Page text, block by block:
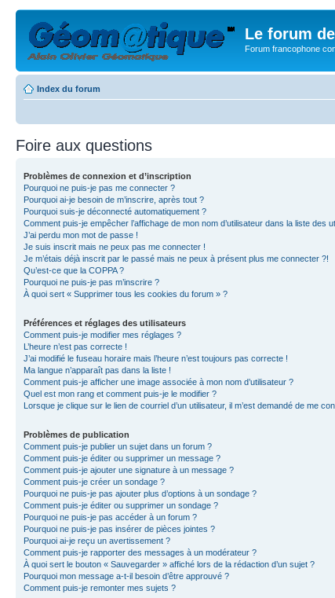
Le forum
Forum francophone
Index du forum
Foire aux questions
Problèmes de connexion et d’inscription
Pourquoi ne puis-je pas me connecter ?
Pourquoi ai-je besoin de m’inscrire, après tout ?
Pourquoi suis-je déconnecté automatiquement ?
Comment puis-je empêcher l’affichage de mon nom d’utilisateur dans la liste des
J’ai perdu mon mot de passe !
Je suis inscrit mais ne peux pas me connecter !
Je m’étais déjà inscrit par le passé mais ne peux à présent plus me connecter ?!
Qu’est-ce que la COPPA ?
Pourquoi ne puis-je pas m’inscrire ?
À quoi sert « Supprimer tous les cookies du forum » ?
Préférences et réglages des utilisateurs
Comment puis-je modifier mes réglages ?
L’heure n’est pas correcte !
J’ai modifié le fuseau horaire mais l’heure n’est toujours pas correcte !
Ma langue n’apparaît pas dans la liste !
Comment puis-je afficher une image associée à mon nom d’utilisateur ?
Quel est mon rang et comment puis-je le modifier ?
Lorsque je clique sur le lien de courriel d’un utilisateur, il m’est demandé de me
Problèmes de publication
Comment puis-je publier un sujet dans un forum ?
Comment puis-je éditer ou supprimer un message ?
Comment puis-je ajouter une signature à un message ?
Comment puis-je créer un sondage ?
Pourquoi ne puis-je pas ajouter plus d’options à un sondage ?
Comment puis-je éditer ou supprimer un sondage ?
Pourquoi ne puis-je pas accéder à un forum ?
Pourquoi ne puis-je pas insérer de pièces jointes ?
Pourquoi ai-je reçu un avertissement ?
Comment puis-je rapporter des messages à un modérateur ?
À quoi sert le bouton « Sauvegarder » affiché lors de la rédaction d’un sujet ?
Pourquoi mon message a-t-il besoin d’être approuvé ?
Comment puis-je remonter mes sujets ?